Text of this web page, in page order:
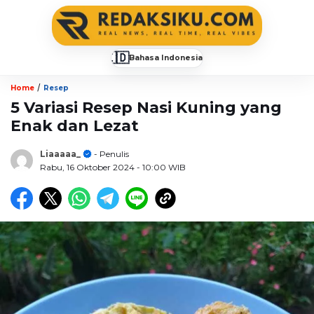
🇮🇩Bahasa Indonesia
Home / Resep
5 Variasi Resep Nasi Kuning yang
Enak dan Lezat
Liaaaaa_
- Penulis
Rabu, 16 Oktober 2024 - 10:00 WIB